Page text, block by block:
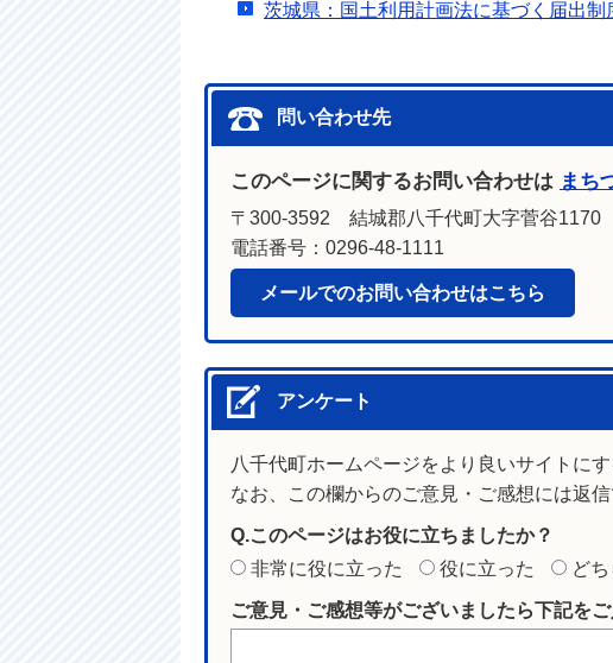
茨城県：国土利用計画法に基づく届出制
問い合わせ先
このページに関するお問い合わせは まち
〒300-3592 結城郡八千代町大字菅谷1170
電話番号：0296-48-1111
メールでのお問い合わせはこちら
アンケート
八千代町ホームページをより良いサイトに
なお、この欄からのご意見・ご感想には返
Q.このページはお役に立ちましたか？
非常に役に立った
役に立った ど
ご意見・ご感想等がございましたら下記をご